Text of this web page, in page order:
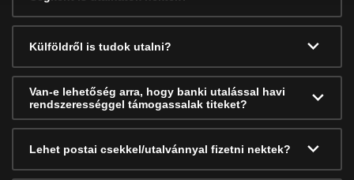
Külföldről is tudok utalni?
Van-e lehetőség arra, hogy banki utalással havi
rendszerességgel támogassalak titeket?
Lehet postai csekkel/utalvánnyal fizetni nektek?